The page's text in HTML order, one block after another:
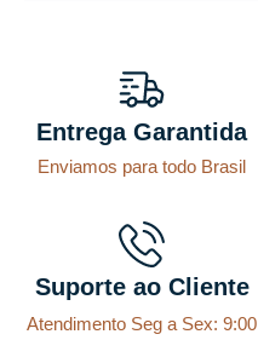
Entrega Garantida
Enviamos para todo Brasil
Suporte ao Cliente
Atendimento Seg a Sex: 9:00